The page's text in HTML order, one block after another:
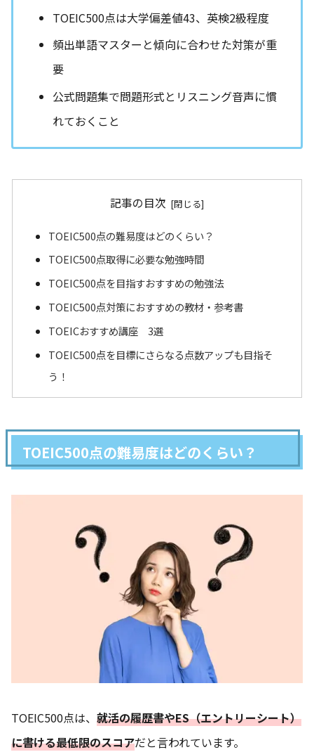
TOEIC500点は大学偏差値43、英検2級程度
頻出単語マスターと傾向に合わせた対策が重
要
公式問題集で問題形式とリスニング音声に慣
れておくこと
記事の目次
TOEIC500点の難易度はどのくらい？
TOEIC500点取得に必要な勉強時間
TOEIC500点を目指すおすすめの勉強法
TOEIC500点対策におすすめの教材・参考書
TOEICおすすめ講座 3選
TOEIC500点を目標にさらなる点数アップも目指そ
う！
TOEIC500点の難易度はどのくらい？
TOEIC500点は、 就活の履歴書やES（エントリーシート）
に書ける最低限のスコアだと言われています。